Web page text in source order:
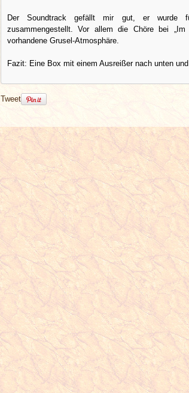
Der Soundtrack gefällt mir gut, er wurde
zusammengestellt. Vor allem die Chöre bei
vorhandene Grusel-Atmosphäre.
Fazit: Eine Box mit einem Ausreißer nach unten
Tweet